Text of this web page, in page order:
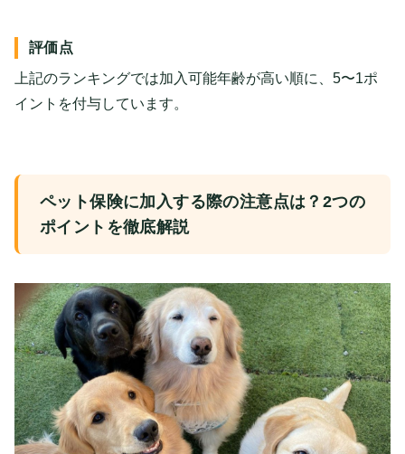
評価点
上記のランキングでは加入可能年齢が高い順に、5〜1ポ
イントを付与しています。
ペット保険に加入する際の注意点は？2つの
ポイントを徹底解説